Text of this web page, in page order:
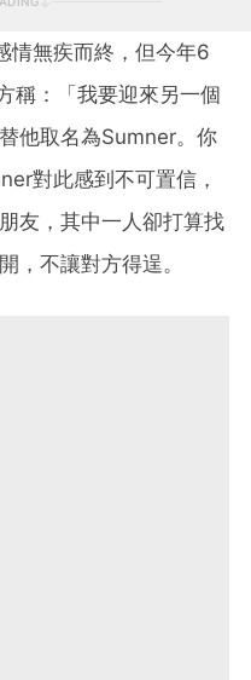
情無疾而終，但今年6
稱：「我要迎來另一個
他取名為Sumner。你
對此感到不可置信，
友，其中一人卻打算找
，不讓對方得逞。